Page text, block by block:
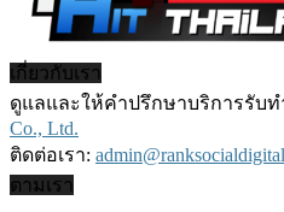
เกี่ยวกับเรา
ดูแลและให้คำปรึกษาบริการรับท
Co., Ltd.
ติดต่อเรา:
ตามเรา